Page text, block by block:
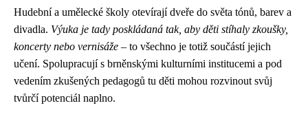
Hudební a umělecké školy otevírají dveře do světa tónů, barev a
divadla. Výuka je tady poskládaná tak, aby děti stíhaly zkoušky,
koncerty nebo vernisáže – to všechno je totiž součástí jejich
učení. Spolupracují s brněnskými kulturními institucemi a pod
vedením zkušených pedagogů tu děti mohou rozvinout svůj
tvůrčí potenciál naplno.